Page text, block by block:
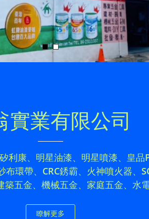
實業有限公司
利康、明星油漆、明星噴漆、皇
環帶、CRC銹霸、火神噴火器、
五金、機械五金、家庭五金、水
瞭解更多